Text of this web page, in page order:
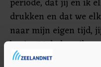
drukken en dat we
naar mijn eigen tijd,
begint Mak de
pagina 's telt.